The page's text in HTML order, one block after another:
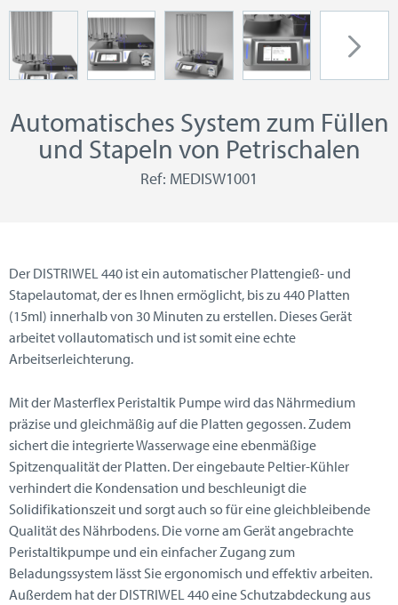
Automatisches System zum Füllen
und Stapeln von Petrischalen
Ref: MEDISW1001
Der DISTRIWEL 440 ist ein automatischer Plattengieß- und
Stapelautomat, der es Ihnen ermöglicht, bis zu 440 Platten
(15ml) innerhalb von 30 Minuten zu erstellen. Dieses Gerät
arbeitet vollautomatisch und ist somit eine echte
Arbeitserleichterung.
Mit der Masterflex Peristaltik Pumpe wird das Nährmedium
präzise und gleichmäßig auf die Platten gegossen. Zudem
sichert die integrierte Wasserwage eine ebenmäßige
Spitzenqualität der Platten. Der eingebaute Peltier-Kühler
verhindert die Kondensation und beschleunigt die
Solidifikationszeit und sorgt auch so für eine gleichbleibende
Qualität des Nährbodens. Die vorne am Gerät angebrachte
Peristaltikpumpe und ein einfacher Zugang zum
Beladungssystem lässt Sie ergonomisch und effektiv arbeiten.
Außerdem hat der DISTRIWEL 440 eine Schutzabdeckung aus